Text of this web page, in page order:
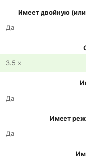
Имеет двойную
Да
3.5 x
Да
Имеет
Да